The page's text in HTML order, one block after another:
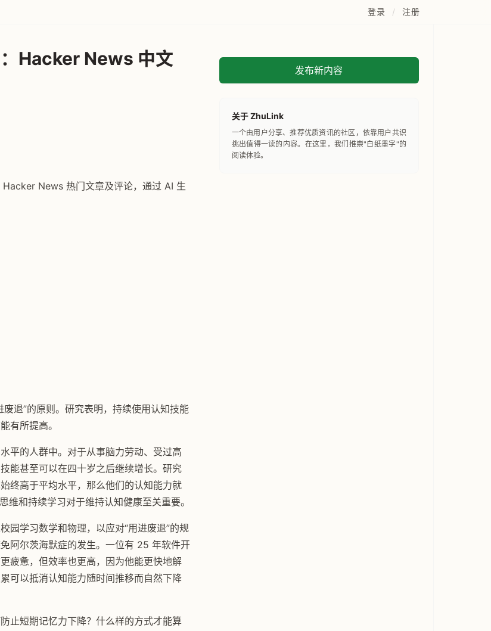
登录 / 注册
Hacker News 中文
News 热门文章及评论，通过 AI 生
退”的原则。研究表明，持续使用认知技能
有所提高。
平的人群中。对于从事脑力劳动、受过高
能甚至可以在四十岁之后继续增长。研究
终高于平均水平，那么他们的认知能力就
和持续学习对于维持认知健康至关重要。
园学习数学和物理，以应对“用进废退”的规
阿尔茨海默症的发生。一位有 25 年软件开
疲惫，但效率也更高，因为他能更快地解
可以抵消认知能力随时间推移而自然下降
止短期记忆力下降？什么样的方式才能算
发布新内容
关于 ZhuLink
一个由用户分享、推荐优质资讯的社区，依靠用户共识
挑出值得一读的内容。在这里，我们推崇"白纸墨字"的
阅读体验。